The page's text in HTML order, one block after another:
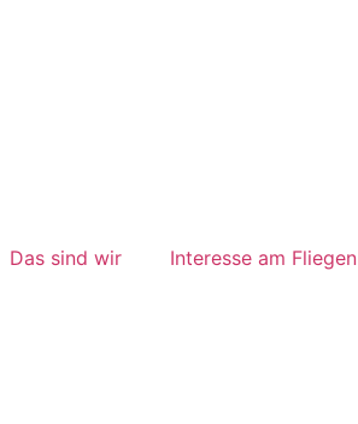
Das sind wir Interesse am Fliegen